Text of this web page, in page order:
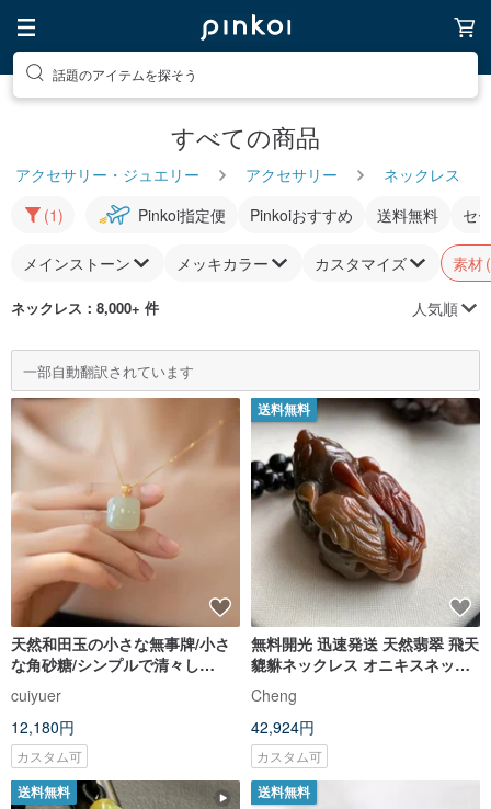
話題のアイテムを探そう
すべての商品
アクセサリー・ジュエリー アクセサリー
ネックレス
(1)
Pinkoi指定便 Pinkoiおすすめ 送料無料 セ
メインストーン メッキカラー カスタマイズ 素材
ネックレス ：8,000+ 件 人気順
一部自動翻訳されています
天然和田玉の小さな無事牌/小さ
な角砂糖/シンプルで清々し
い/18Kゴールド象嵌 平安と喜び
cuiyuer
12,180円
カスタム可
送料無料
無料開光 迅速発送 天然翡翠 飛天
貔貅ネックレス オニキスネック
レス レッドジェイド
Cheng
42,924円
カスタム可
送料無料 送料無料